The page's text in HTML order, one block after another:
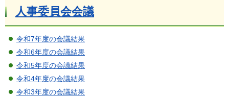
人事委員会会議
令和7年度の会議結果
令和6年度の会議結果
令和5年度の会議結果
令和4年度の会議結果
令和3年度の会議結果